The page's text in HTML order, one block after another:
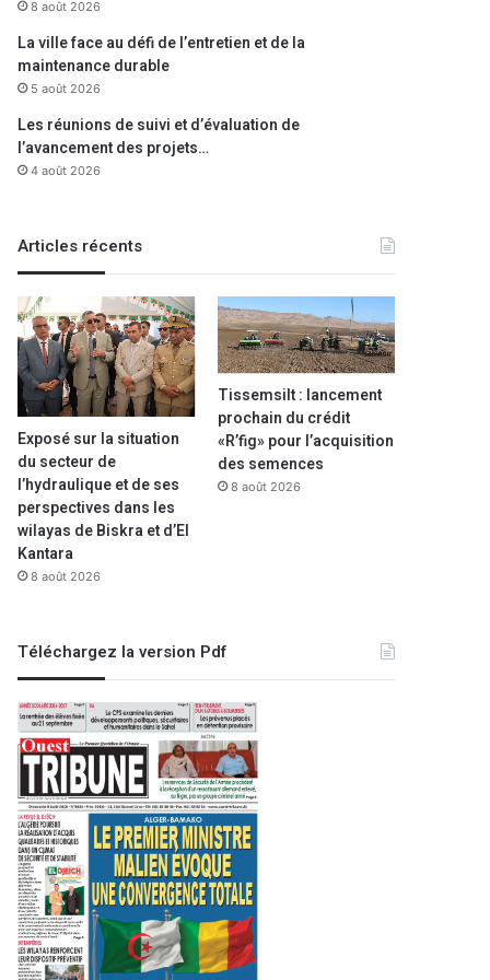
8 août 2026
La ville face au défi de l’entretien et de la
maintenance durable
5 août 2026
Les réunions de suivi et d’évaluation de
l’avancement des projets…
4 août 2026
Articles récents
Exposé sur la situation
du secteur de
l’hydraulique et de ses
perspectives dans les
wilayas de Biskra et d’El
Kantara
8 août 2026
Tissemsilt : lancement
prochain du crédit
«R’fig» pour l’acquisition
des semences
8 août 2026
Téléchargez la version Pdf